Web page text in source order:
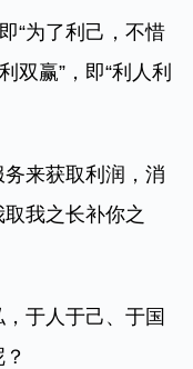
“为了利己，不惜
双赢”，即“利人利
来获取利润，消
我之长补你之
于人于己、于国